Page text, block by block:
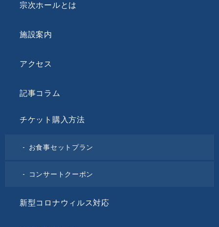
宗次ホールとは
施設案内
アクセス
記事コラム
チケット購入方法
お食事セットプラン
コンサートクーポン
新型コロナウィルス対応